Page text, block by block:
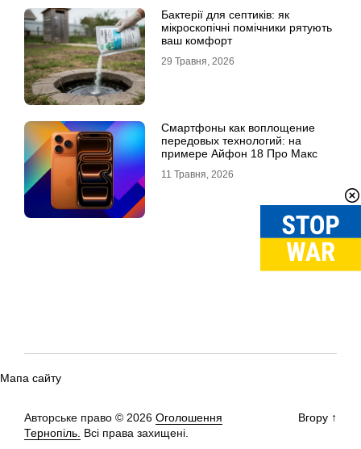
Бактерії для септиків: як
мікроскопічні помічники рятують
ваш комфорт
29 Травня, 2026
Смартфоны как воплощение
передовых технологий: на
примере Айфон 18 Про Макс
11 Травня, 2026
Мапа сайту
Авторське право © 2026 Оголошення
Тернопіль. Всі права захищені.
Вгору ↑